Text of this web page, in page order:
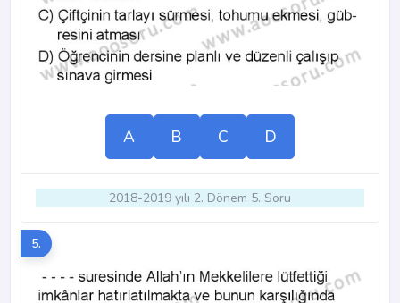
A B C D
2018-2019 yılı 2. Dönem 5. Soru
5.